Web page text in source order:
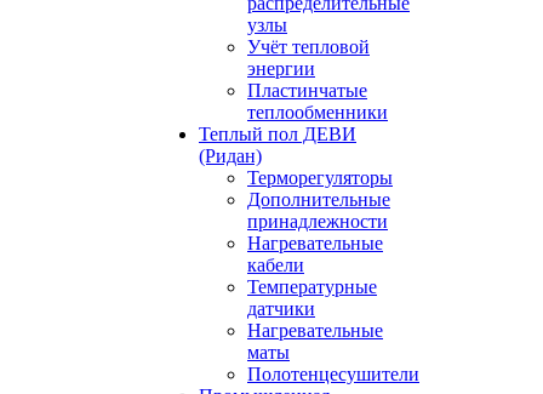
узлы
Учёт тепловой
энергии
Пластинчатые
теплообменники
Теплый пол ДЕВИ
(Ридан)
Терморегуляторы
Дополнительные
принадлежности
Нагревательные
кабели
Температурные
датчики
Нагревательные
маты
Полотенцесушители